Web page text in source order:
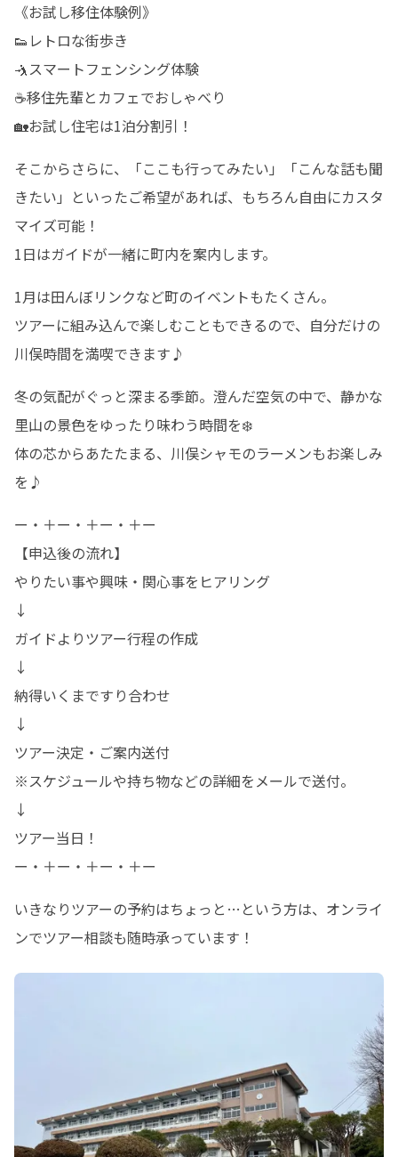
《お試し移住体験例》
👟レトロな街歩き
🤺スマートフェンシング体験
☕移住先輩とカフェでおしゃべり
🏡お試し住宅は1泊分割引！
そこからさらに、「ここも行ってみたい」「こんな話も聞
きたい」といったご希望があれば、もちろん自由にカスタ
マイズ可能！
1日はガイドが一緒に町内を案内します。
1月は田んぼリンクなど町のイベントもたくさん。
ツアーに組み込んで楽しむこともできるので、自分だけの
川俣時間を満喫できます♪
冬の気配がぐっと深まる季節。澄んだ空気の中で、静かな
里山の景色をゆったり味わう時間を❄️
体の芯からあたたまる、川俣シャモのラーメンもお楽しみ
を♪
ー・＋ー・＋ー・＋ー
【申込後の流れ】
やりたい事や興味・関心事をヒアリング
↓
ガイドよりツアー行程の作成
↓
納得いくまですり合わせ
↓
ツアー決定・ご案内送付
※スケジュールや持ち物などの詳細をメールで送付。
↓
ツアー当日！
ー・＋ー・＋ー・＋ー
いきなりツアーの予約はちょっと…という方は、オンライ
ンでツアー相談も随時承っています！